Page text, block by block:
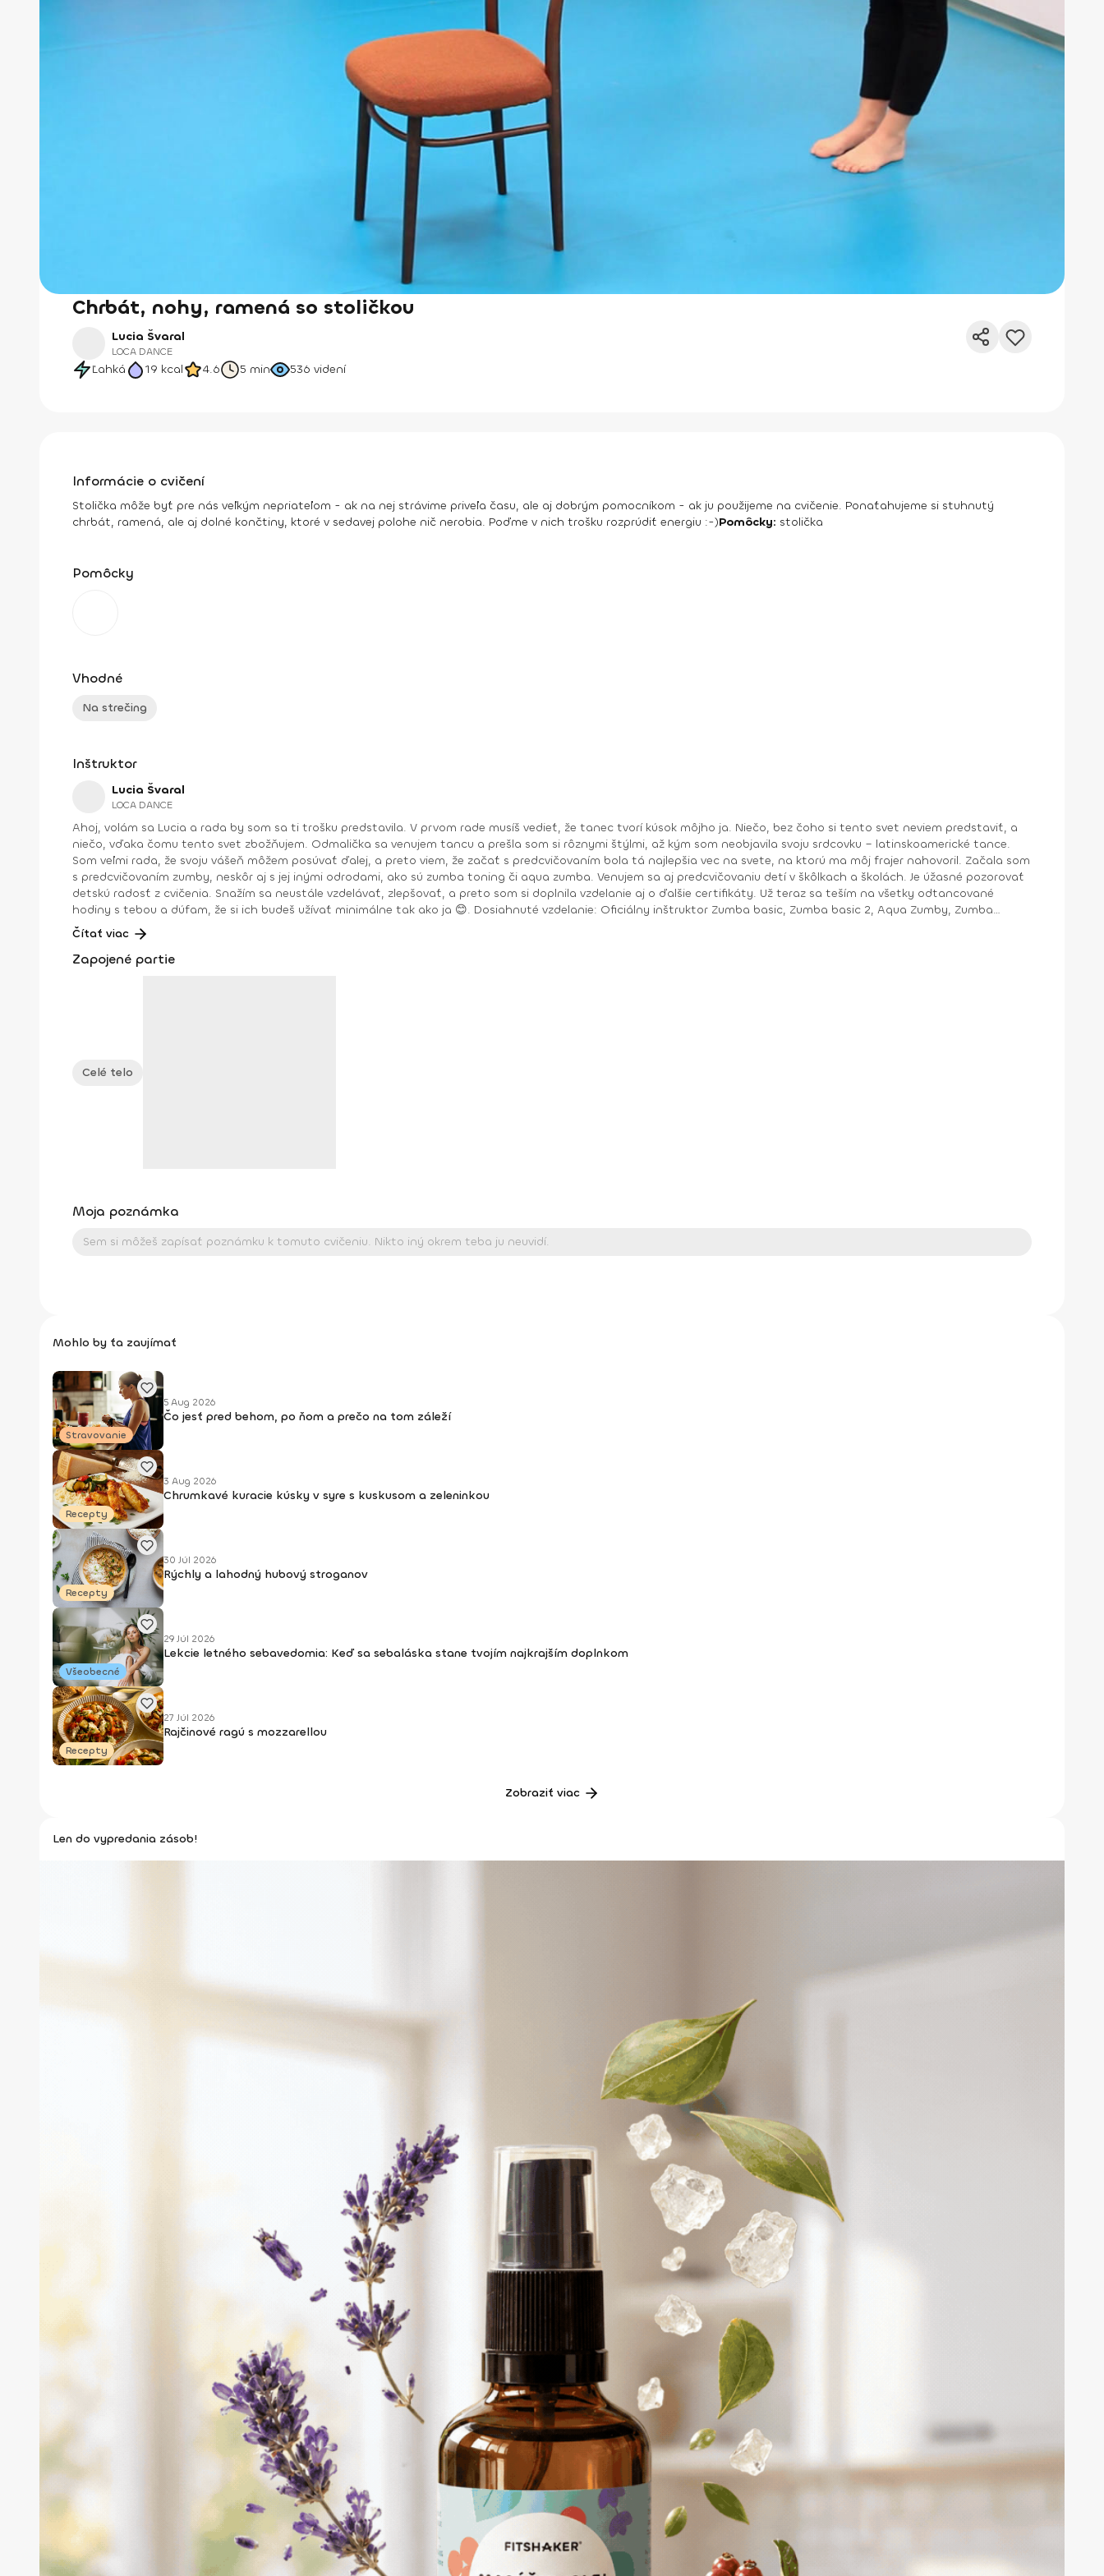
Chrbát, nohy, ramená so stoličkou
Lucia Švaral
LOCA DANCE
Ľahká 19 kcal 4.6 5 min 536 videní
Informácie o cvičení
Stolička môže byť pre nás veľkým nepriateľom - ak na nej strávime priveľa času, ale aj dobrým pomocníkom - ak ju použijeme na cvičenie. Ponaťahujeme si stuhnutý
chrbát, ramená, ale aj dolné končtiny, ktoré v sedavej polohe nič nerobia. Poďme v nich trošku rozprúdiť energiu :-)Pomôcky: stolička
Pomôcky
Vhodné
Na strečing
Inštruktor
Lucia Švaral
LOCA DANCE
Ahoj, volám sa Lucia a rada by som sa ti trošku predstavila. V prvom rade musíš vedieť, že tanec tvorí kúsok môjho ja. Niečo, bez čoho si tento svet neviem predstaviť, a
niečo, vďaka čomu tento svet zbožňujem. Odmalička sa venujem tancu a prešla som si rôznymi štýlmi, až kým som neobjavila svoju srdcovku – latinskoamerické tance.
Som veľmi rada, že svoju vášeň môžem posúvať ďalej, a preto viem, že začať s predcvičovaním bola tá najlepšia vec na svete, na ktorú ma môj frajer nahovoril. Začala som
s predcvičovaním zumby, neskôr aj s jej inými odrodami, ako sú zumba toning či aqua zumba. Venujem sa aj predcvičovaniu detí v škôlkach a školách. Je úžasné pozorovať
detskú radosť z cvičenia. Snažím sa neustále vzdelávať, zlepšovať, a preto som si doplnila vzdelanie aj o ďalšie certifikáty. Už teraz sa teším na všetky odtancované
hodiny s tebou a dúfam, že si ich budeš užívať minimálne tak ako ja 😊. Dosiahnuté vzdelanie: Oficiálny inštruktor Zumba basic, Zumba basic 2, Aqua Zumby, Zumba
Toning Inštruktor Aerobiku I. kvalifikačného stupňa Inštruktor Body worku Inštruktor Kid fitu Inštruktor Integrated Power Stretchu Výživový poradca Osobný tréner vo
fitnescentre
Čítať viac
Zapojené partie
Celé telo
Moja poznámka
Mohlo by ťa zaujímať
Stravovanie
5 Aug 2026
Čo jesť pred behom, po ňom a prečo na tom záleží
Recepty
3 Aug 2026
Chrumkavé kuracie kúsky v syre s kuskusom a zeleninkou
Recepty
30 Júl 2026
Rýchly a lahodný hubový stroganov
Všeobecné
29 Júl 2026
Lekcie letného sebavedomia: Keď sa sebaláska stane tvojím najkrajším doplnkom
Recepty
27 Júl 2026
Rajčinové ragú s mozzarellou
Zobraziť viac
Len do vypredania zásob!